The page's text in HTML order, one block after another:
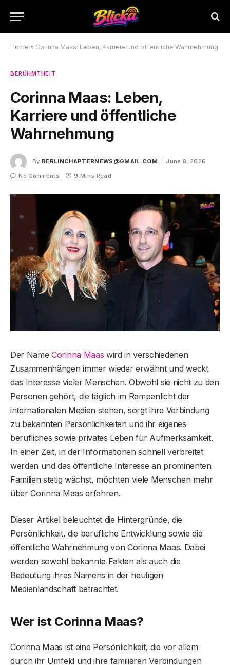
Home » Corinna Maas: Leben, Karriere und öffentliche Wahrnehmung
BERÜHMTHEIT
Corinna Maas: Leben,
Karriere und öffentliche
Wahrnehmung
By BERLINCHAPTERNEWS@GMAIL.COM
June 8, 2026
No Comments
9 Mins Read
Der NameCorinna Maas wird in verschiedenen
Zusammenhängen immer wieder erwähnt und weckt
das Interesse vieler Menschen. Obwohl sie nicht zu den
Personen gehört, die täglich im Rampenlicht der
internationalen Medien stehen, sorgt ihre Verbindung
zu bekannten Persönlichkeiten und ihr eigenes
berufliches sowie privates Leben für Aufmerksamkeit.
In einer Zeit, in der Informationen schnell verbreitet
werden und das öffentliche Interesse an prominenten
Familien stetig wächst, möchten viele Menschen mehr
über Corinna Maas erfahren.
Dieser Artikel beleuchtet die Hintergründe, die
Persönlichkeit, die berufliche Entwicklung sowie die
öffentliche Wahrnehmung von Corinna Maas. Dabei
werden sowohl bekannte Fakten als auch die
Bedeutung ihres Namens in der heutigen
Medienlandschaft betrachtet.
Wer ist Corinna Maas?
Corinna Maas ist eine Persönlichkeit, die vor allem
durch ihr Umfeld und ihre familiären Verbindungen